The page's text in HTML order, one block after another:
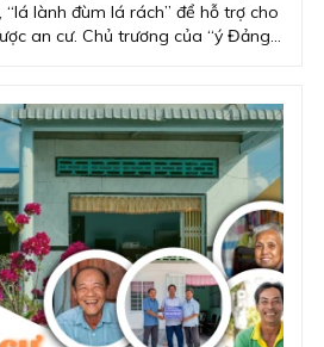
“lá lành đùm lá rách” để hỗ trợ cho
an cư. Chủ trương của “ý Đảng –
sáng tạo đem lại hiệu quả cao.